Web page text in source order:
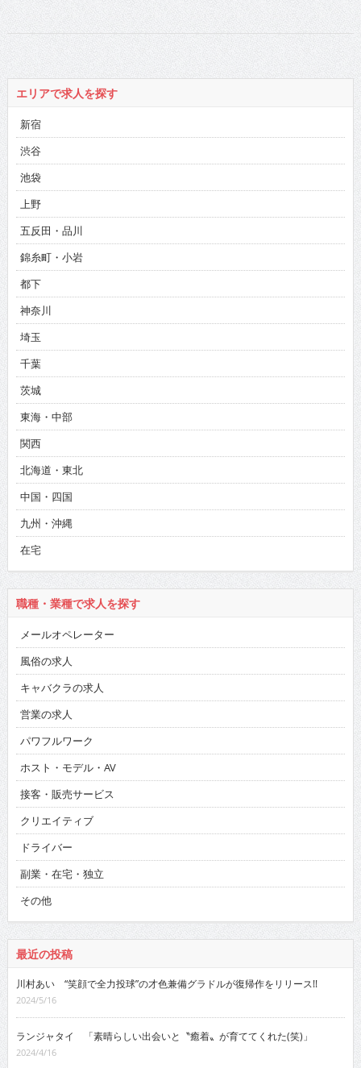
流れ星☆ちゅうえ
いさんの動画第3
弾！【流れ星☆ち
ゅうえいさん3/4】
エリアで求人を探す
新宿
渋谷
池袋
上野
五反田・品川
錦糸町・小岩
都下
神奈川
埼玉
千葉
茨城
東海・中部
関西
北海道・東北
中国・四国
九州・沖縄
在宅
職種・業種で求人を探す
メールオペレーター
風俗の求人
キャバクラの求人
営業の求人
パワフルワーク
ホスト・モデル・AV
接客・販売サービス
クリエイティブ
ドライバー
副業・在宅・独立
その他
最近の投稿
川村あい “笑顔で全力投球”の才色兼備グラドルが復帰作をリリース!!
2024/5/16
ランジャタイ 「素晴らしい出会いと〝癒着〟が育ててくれた(笑)」
2024/4/16